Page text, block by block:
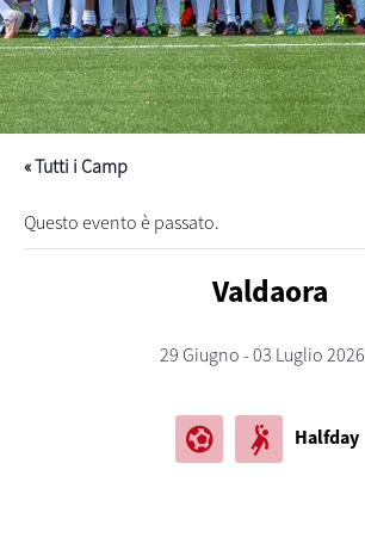
« Tutti i Camp
Questo evento è passato.
Valdaora
29 Giugno - 03 Luglio 2026
sports_and_outdoors sports_handball Halfday